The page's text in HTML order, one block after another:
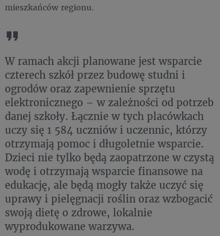
mieszkańców regionu.
W ramach akcji planowane jest wsparcie
czterech szkół przez budowę studni i
ogrodów oraz zapewnienie sprzętu
elektronicznego – w zależności od potrzeb
danej szkoły. Łącznie w tych placówkach
uczy się 1 584 uczniów i uczennic, którzy
otrzymają pomoc i długoletnie wsparcie.
Dzieci nie tylko będą zaopatrzone w czystą
wodę i otrzymają wsparcie finansowe na
edukację, ale będą mogły także uczyć się
uprawy i pielęgnacji roślin oraz wzbogacić
swoją dietę o zdrowe, lokalnie
wyprodukowane warzywa.